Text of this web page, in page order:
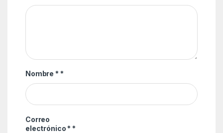
Nombre * *
Correo
electrónico * *